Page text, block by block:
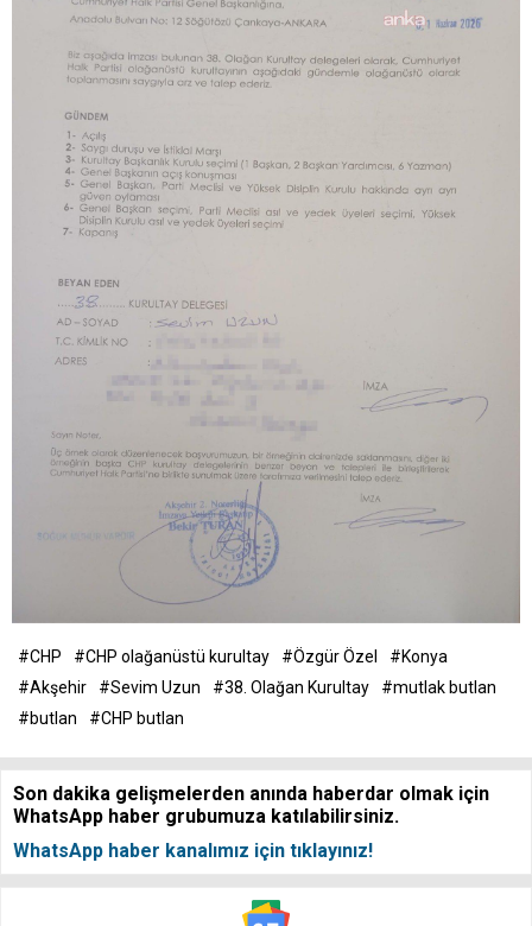
#CHP #CHP olağanüstü kurultay #Özgür Özel
#Konya
#Akşehir
#Sevim Uzun #38. Olağan Kurultay
#mutlak butlan
#butlan
#CHP butlan
Son dakika gelişmelerden anında haberdar olmak için
WhatsApp haber grubumuza katılabilirsiniz.
WhatsApp haber kanalımız için tıklayınız!